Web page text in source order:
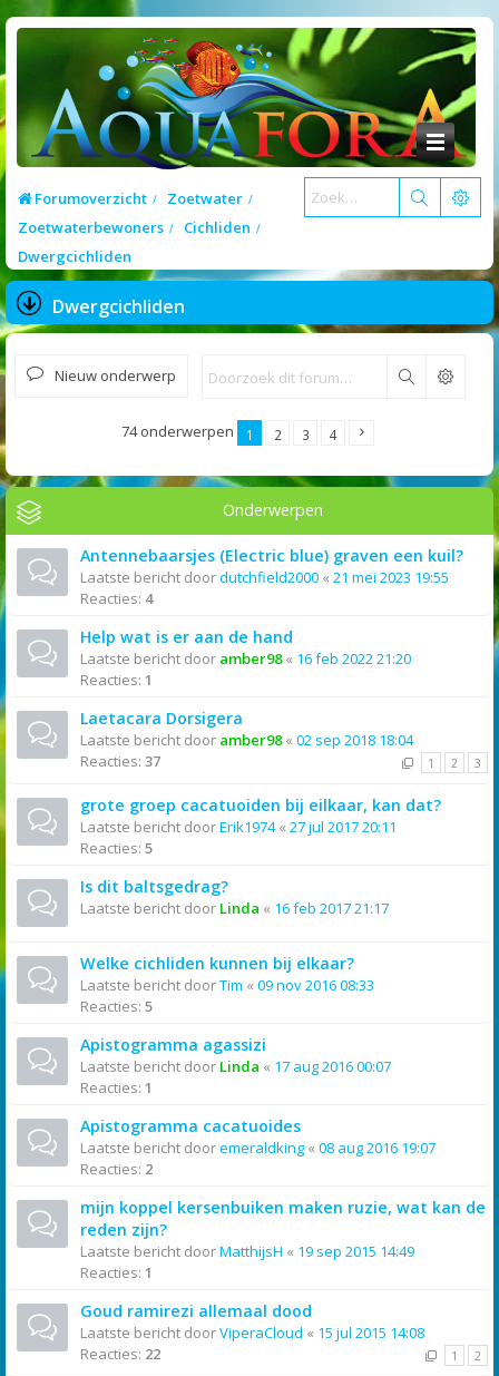
Forumoverzicht
Zoetwater
Zoetwaterbewoners
Cichliden
Dwergcichliden
Dwergcichliden
Nieuw onderwerp Zoek
74 onderwerpen 1 2 3 4
Onderwerpen
Antennebaarsjes (Electric blue) graven een kuil?
Laatste bericht doordutchfield2000 « 21 mei 2023 19:55
Reacties: 4
Help wat is er aan de hand
Laatste bericht door amber98« 16 feb 2022 21:20
Reacties: 1
Laetacara Dorsigera
Laatste bericht door amber98« 02 sep 2018 18:04
Reacties: 37 1 2 3
grote groep cacatuoiden bij eilkaar, kan dat?
Laatste bericht doorErik1974« 27 jul 2017 20:11
Reacties: 5
Is dit baltsgedrag?
Laatste bericht door Linda « 16 feb 2017 21:17
Welke cichliden kunnen bij elkaar?
Laatste bericht doorTim « 09 nov 2016 08:33
Reacties: 5
Apistogramma agassizi
Laatste bericht door Linda « 17 aug 2016 00:07
Reacties: 1
Apistogramma cacatuoides
Laatste bericht dooremeraldking « 08 aug 2016 19:07
Reacties: 2
mijn koppel kersenbuiken maken ruzie, wat kan de
reden zijn?
Laatste bericht doorMatthijsH « 19 sep 2015 14:49
Reacties: 1
Goud ramirezi allemaal dood
Laatste bericht doorViperaCloud « 15 jul 2015 14:08
Reacties: 22 1 2